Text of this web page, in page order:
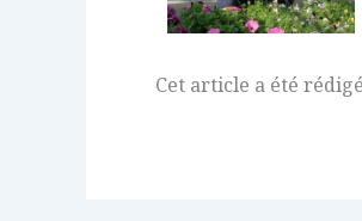
Cet article a été